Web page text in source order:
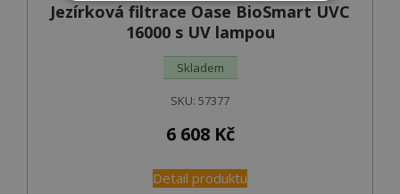
Jezírková filtrace Oase BioSmart UVC
16000 s UV lampou
Skladem
SKU: 57377
6 608 Kč
Detail produktu